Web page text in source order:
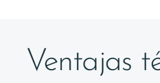
Ventajas